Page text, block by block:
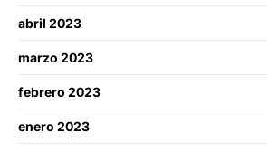
abril 2023
marzo 2023
febrero 2023
enero 2023